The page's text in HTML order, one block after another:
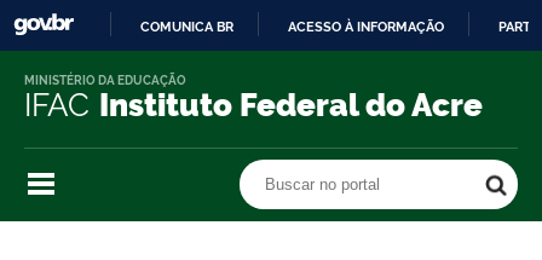
O
COMUNICA BR ACESSO À INFORMAÇÃO
IFAC Instituto Federal do Acre
MINISTÉRIO DA EDUCAÇÃO
Buscar no portal